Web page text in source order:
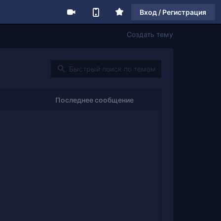
Вход / Регистрация
Создать тему
Последнее сообщение